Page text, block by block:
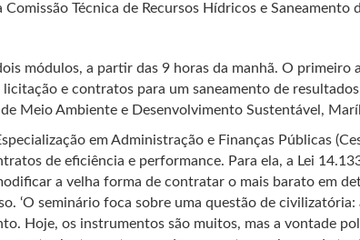
Técnica de Recursos Hídricos e Saneamento
módulos, a partir das 9 horas da manhã. O primeiro
e contratos para um saneamento de
Meio Ambiente e Desenvolvimento Sustentável,
em Administração e Finanças Públicas
de eficiência e performance. Para ela, a Lei
a velha forma de contratar o mais barato em
‘O seminário foca sobre uma questão de
Hoje, os instrumentos são muitos, mas a vontade